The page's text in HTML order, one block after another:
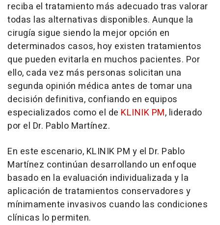
reciba el tratamiento más adecuado tras valorar
todas las alternativas disponibles. Aunque la
cirugía sigue siendo la mejor opción en
determinados casos, hoy existen tratamientos
que pueden evitarla en muchos pacientes. Por
ello, cada vez más personas solicitan una
segunda opinión médica antes de tomar una
decisión definitiva, confiando en equipos
especializados como el de KLINIK PM, liderado
por el Dr. Pablo Martínez.
En este escenario, KLINIK PM y el Dr. Pablo
Martínez continúan desarrollando un enfoque
basado en la evaluación individualizada y la
aplicación de tratamientos conservadores y
mínimamente invasivos cuando las condiciones
clínicas lo permiten.